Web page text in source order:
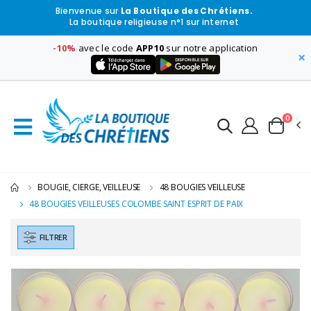
Bienvenue sur La Boutique des Chrétiens.
La boutique religieuse n°1 sur internet
-10% avec le code APP10 sur notre application
×
0
BOUGIE, CIERGE, VEILLEUSE
48 BOUGIES VEILLEUSE
48 BOUGIES VEILLEUSES COLOMBE SAINT ESPRIT DE PAIX
FILTRER